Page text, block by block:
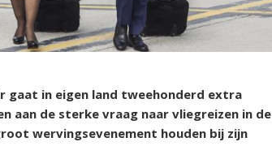
gaat in eigen land tweehonderd extra
aan de sterke vraag naar vliegreizen in de
wervingsevenement houden bij zijn